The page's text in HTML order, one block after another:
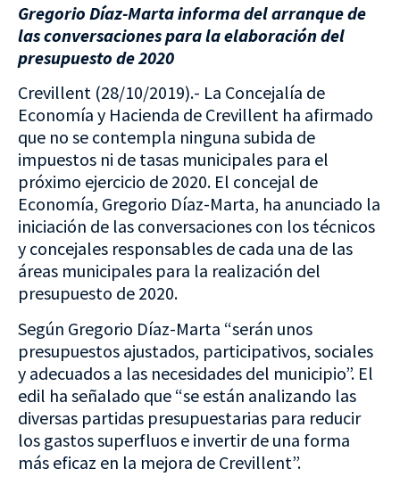
Gregorio Díaz-Marta informa del arranque de
las conversaciones para la elaboración del
presupuesto de 2020
Crevillent (28/10/2019).- La Concejalía de
Economía y Hacienda de Crevillent ha afirmado
que no se contempla ninguna subida de
impuestos ni de tasas municipales para el
próximo ejercicio de 2020. El concejal de
Economía, Gregorio Díaz-Marta, ha anunciado la
iniciación de las conversaciones con los técnicos
y concejales responsables de cada una de las
áreas municipales para la realización del
presupuesto de 2020.
Según Gregorio Díaz-Marta “serán unos
presupuestos ajustados, participativos, sociales
y adecuados a las necesidades del municipio”. El
edil ha señalado que “se están analizando las
diversas partidas presupuestarias para reducir
los gastos superfluos e invertir de una forma
más eficaz en la mejora de Crevillent”.